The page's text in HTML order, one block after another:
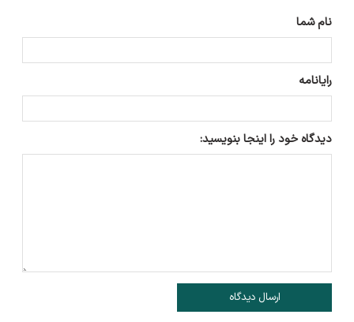
نام شما
رایانامه
دیدگاه خود را اینجا بنویسید:
ارسال دیدگاه